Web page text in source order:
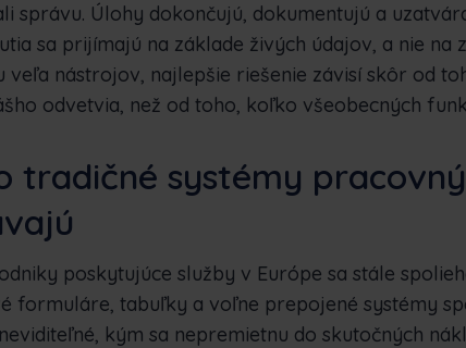
správu. Úlohy dokončujú, dokumentujú a
sa prijímajú na základe živých údajov, a nie na
veľa nástrojov, najlepšie riešenie závisí skôr od
odvetvia, než od toho, koľko všeobecných
tradičné systémy
poskytujúce služby v Európe sa stále
formuláre, tabuľky a voľne prepojené systémy
kým sa nepremietnu do skutočných